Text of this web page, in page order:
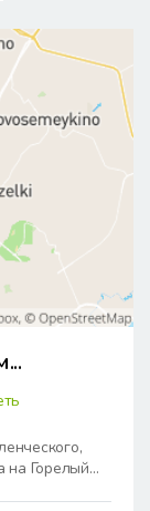
на Горелый...